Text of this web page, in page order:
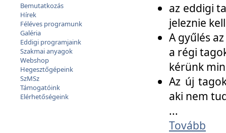
Bemutatkozás
Hírek
Féléves programunk
Galéria
Eddigi programjaink
Szakmai anyagok
Webshop
Hegesztőgépeink
SzMSz
Támogatóink
Elérhetőségeink
az eddigi
jeleznie
A gyűlés
a régi
kérünk
Az új
aki nem
...
Tovább